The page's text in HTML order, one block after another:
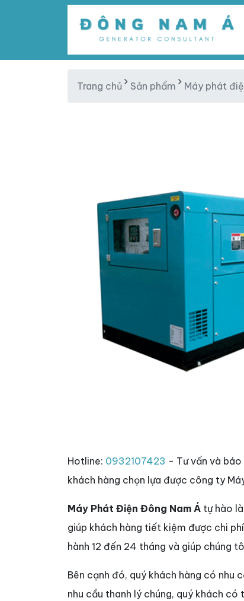
Trang chủ Sản phẩm Máy phát
Hotline: 0932107423 - Tư vấn và
khách hàng chọn lựa được công ty
Máy Phát Điện Đông Nam Á tự hào
giúp khách hàng tiết kiệm được chi
hành 12 đến 24 tháng và giúp chúng
Bên cạnh đó, quý khách hàng có nhu
nhu cầu thanh lý chúng, quý khách có